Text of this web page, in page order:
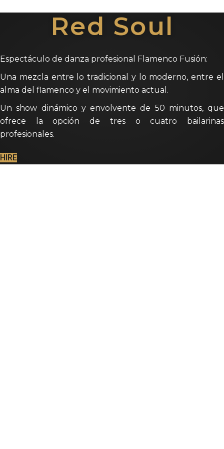
Red Soul
Espectáculo de danza profesional Flamenco Fusión:
Una mezcla entre lo tradicional y lo moderno, entre el
alma del flamenco y el movimiento actual.
Un show dinámico y envolvente de 50 minutos, que
ofrece la opción de tres o cuatro bailarinas
profesionales.
HIRE